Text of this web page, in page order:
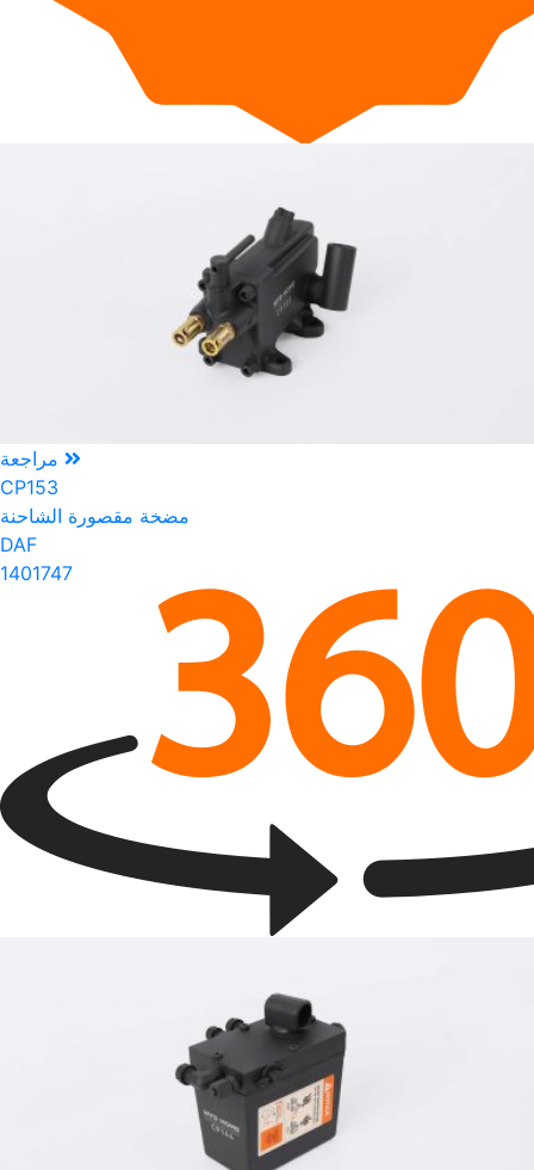
مراجعة
CP153
مضخة مقصورة الشاحنة
DAF
1401747